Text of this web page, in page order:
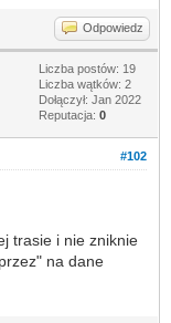
Odpowiedz
Liczba postów: 19
Liczba wątków: 2
Dołączył: Jan 2022
Reputacja: 0
#102
trasie i nie zniknie
na dane